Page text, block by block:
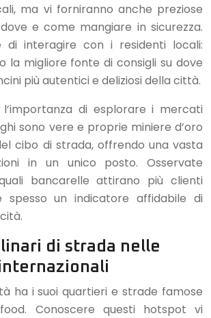
ma vi forniranno anche preziose
e come mangiare in sicurezza.
di interagire con i residenti locali:
la migliore fonte di consigli su dove
più autentici e deliziosi della città.
di esplorare i mercati
sono vere e proprie miniere d’oro
cibo di strada, offrendo una vasta
in un unico posto. Osservate
bancarelle attirano più clienti
spesso un indicatore affidabile di
di strada nelle
ha i suoi quartieri e strade famose
Conoscere questi hotspot vi